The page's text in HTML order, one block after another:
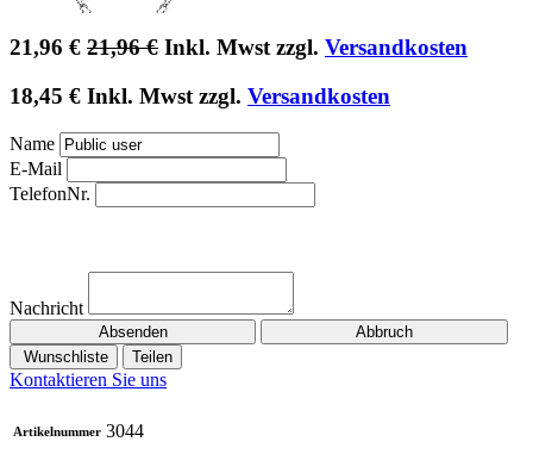
21,96 € 21,96€ Inkl. Mwst zzgl. Versandkosten
18,45 € Inkl. Mwst zzgl. Versandkosten
Name
E-Mail
TelefonNr.
Nachricht
Absenden
Abbruch
Wunschliste
Teilen
Kontaktieren Sie uns
Artikelnummer 3044